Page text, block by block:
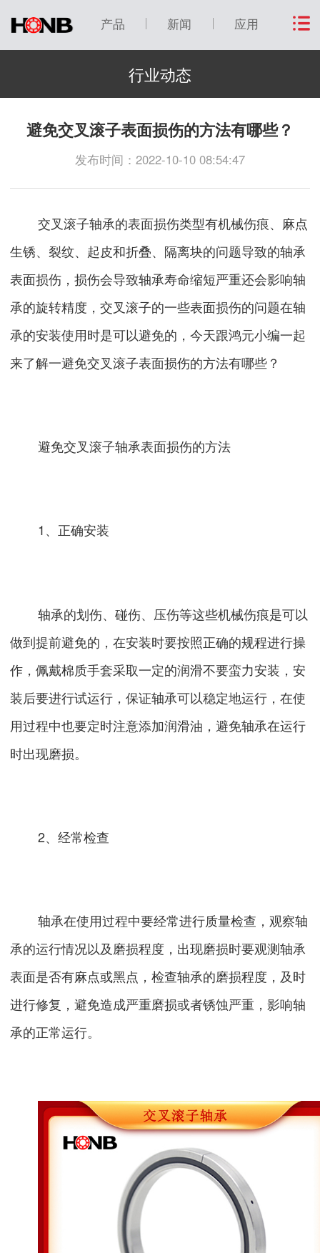
产品 新闻 应用
行业动态
避免交叉滚子表面损伤的方法有哪些？
发布时间：2022-10-10 08:54:47
交叉滚子轴承的表面损伤类型有机械伤痕、麻点
生锈、裂纹、起皮和折叠、隔离块的问题导致的轴承
表面损伤，损伤会导致轴承寿命缩短严重还会影响轴
承的旋转精度，交叉滚子的一些表面损伤的问题在轴
承的安装使用时是可以避免的，今天跟鸿元小编一起
来了解一避免交叉滚子表面损伤的方法有哪些？
避免交叉滚子轴承表面损伤的方法
1、正确安装
轴承的划伤、碰伤、压伤等这些机械伤痕是可以
做到提前避免的，在安装时要按照正确的规程进行操
作，佩戴棉质手套采取一定的润滑不要蛮力安装，安
装后要进行试运行，保证轴承可以稳定地运行，在使
用过程中也要定时注意添加润滑油，避免轴承在运行
时出现磨损。
2、经常检查
轴承在使用过程中要经常进行质量检查，观察轴
承的运行情况以及磨损程度，出现磨损时要观测轴承
表面是否有麻点或黑点，检查轴承的磨损程度，及时
进行修复，避免造成严重磨损或者锈蚀严重，影响轴
承的正常运行。